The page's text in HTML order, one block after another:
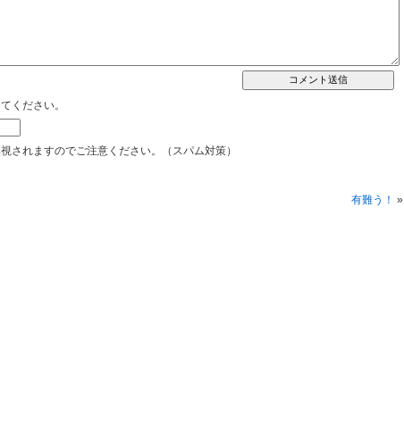
ください。
されますのでご注意ください。（スパム対策）
有難う！ »